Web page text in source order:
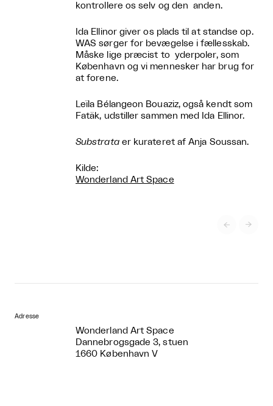
kontrollere os selv og den anden.
Ida Ellinor giver os plads til at standse op.
WAS sørger for bevægelse i fællesskab.
Måske lige præcist to yderpoler, som
København og vi mennesker har brug for
at forene.
Leïla Bélangeon Bouaziz, også kendt som
Fatäk, udstiller sammen med Ida Ellinor.
Substrataer kurateret af Anja Soussan.
Kilde:
Wonderland Art Space
 
Adresse
Wonderland Art Space
Dannebrogsgade 3, stuen
1660 København V